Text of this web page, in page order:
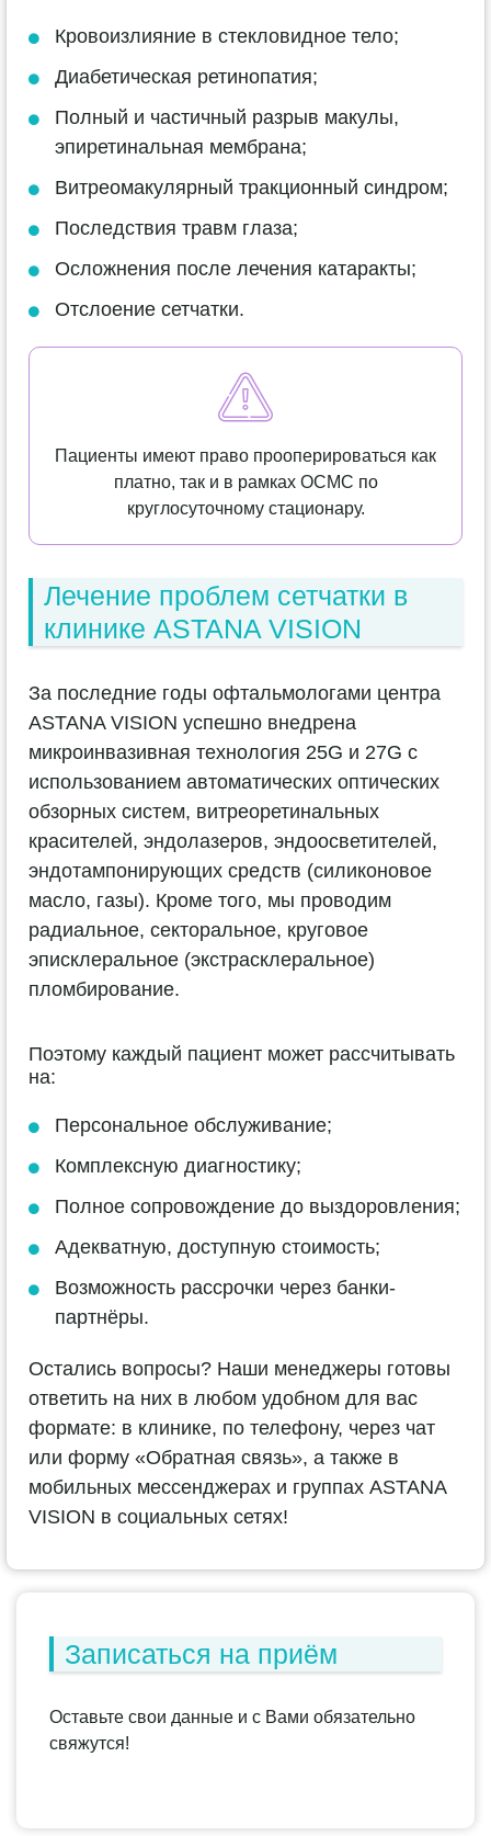
Кровоизлияние в стекловидное тело;
Диабетическая ретинопатия;
Полный и частичный разрыв макулы,
эпиретинальная мембрана;
Витреомакулярный тракционный синдром;
Последствия травм глаза;
Осложнения после лечения катаракты;
Отслоение сетчатки.
Пациенты имеют право прооперироваться как
платно, так и в рамках ОСМС по
круглосуточному стационару.
Лечение проблем сетчатки в
клинике ASTANA VISION
За последние годы офтальмологами центра
ASTANA VISION успешно внедрена
микроинвазивная технология 25G и 27G с
использованием автоматических оптических
обзорных систем, витреоретинальных
красителей, эндолазеров, эндоосветителей,
эндотампонирующих средств (силиконовое
масло, газы). Кроме того, мы проводим
радиальное, секторальное, круговое
эписклеральное (экстрасклеральное)
пломбирование.
Поэтому каждый пациент может рассчитывать
на:
Персональное обслуживание;
Комплексную диагностику;
Полное сопровождение до выздоровления;
Адекватную, доступную стоимость;
Возможность рассрочки через банки-
партнёры.
Остались вопросы? Наши менеджеры готовы
ответить на них в любом удобном для вас
формате: в клинике, по телефону, через чат
или форму «Обратная связь», а также в
мобильных мессенджерах и группах ASTANA
VISION в социальных сетях!
Записаться на приём
Оставьте свои данные и с Вами обязательно
свяжутся!